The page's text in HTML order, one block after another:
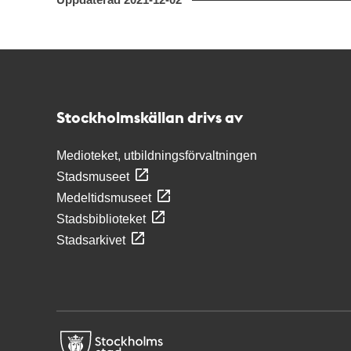
Stockholmskällan drivs av
Medioteket, utbildningsförvaltningen
Stadsmuseet
Medeltidsmuseet
Stadsbiblioteket
Stadsarkivet